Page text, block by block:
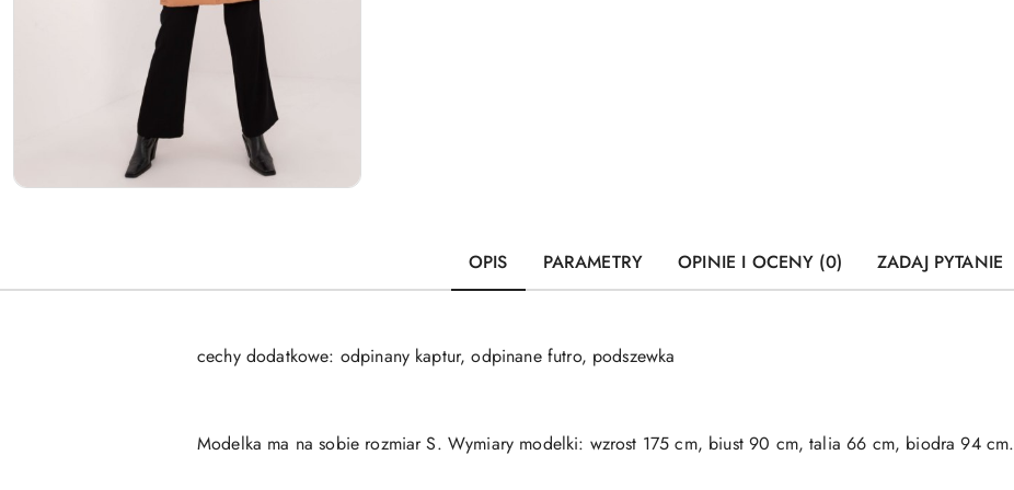
OPIS PARAMETRY OPINIE I OCENY (0) ZADAJ PYTANIE
cechy dodatkowe: odpinany kaptur, odpinane futro, podszewka
Modelka ma na sobie rozmiar S. Wymiary modelki: wzrost 175 cm, biust 90 cm, talia 66 cm, biodra 94 cm.